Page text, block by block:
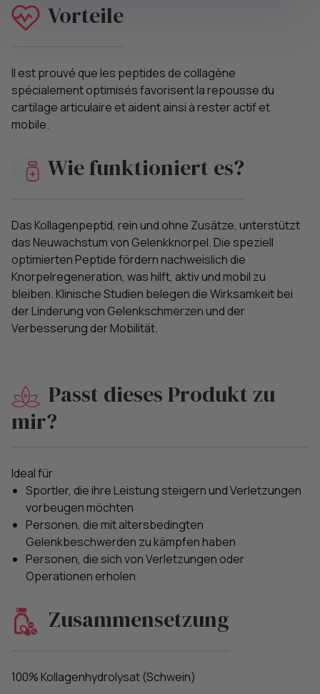
Vorteile
Il est prouvé que les peptides de collagène
spécialement optimisés favorisent la repousse du
cartilage articulaire et aident ainsi à rester actif et
mobile.
Wie funktioniert es?
Das Kollagenpeptid, rein und ohne Zusätze, unterstützt
das Neuwachstum von Gelenkknorpel. Die speziell
optimierten Peptide fördern nachweislich die
Knorpelregeneration, was hilft, aktiv und mobil zu
bleiben. Klinische Studien belegen die Wirksamkeit bei
der Linderung von Gelenkschmerzen und der
Verbesserung der Mobilität.
Passt dieses Produkt zu
mir?
Ideal für
Sportler, die ihre Leistung steigern und Verletzungen
vorbeugen möchten
Personen, die mit altersbedingten
Gelenkbeschwerden zu kämpfen haben
Personen, die sich von Verletzungen oder
Operationen erholen
Zusammensetzung
100% Kollagenhydrolysat (Schwein)